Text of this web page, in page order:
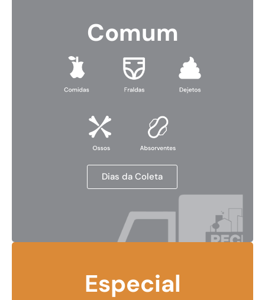
Comum
Dias da Coleta
Especial